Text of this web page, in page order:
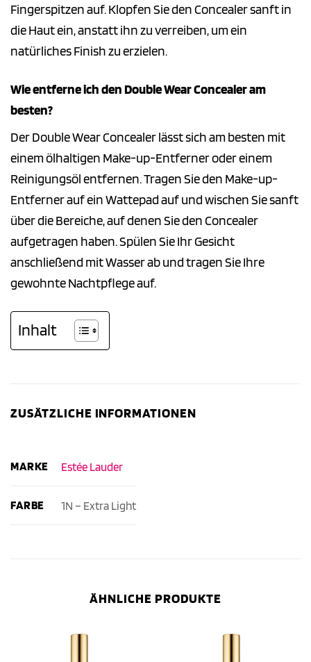
Fingerspitzen auf. Klopfen Sie den Concealer sanft in
die Haut ein, anstatt ihn zu verreiben, um ein
natürliches Finish zu erzielen.
Wie entferne ich den Double Wear Concealer am
besten?
Der Double Wear Concealer lässt sich am besten mit
einem ölhaltigen Make-up-Entferner oder einem
Reinigungsöl entfernen. Tragen Sie den Make-up-
Entferner auf ein Wattepad auf und wischen Sie sanft
über die Bereiche, auf denen Sie den Concealer
aufgetragen haben. Spülen Sie Ihr Gesicht
anschließend mit Wasser ab und tragen Sie Ihre
gewohnte Nachtpflege auf.
Inhalt
ZUSÄTZLICHE INFORMATIONEN
MARKE Estée Lauder
FARBE 1N – Extra Light
ÄHNLICHE PRODUKTE